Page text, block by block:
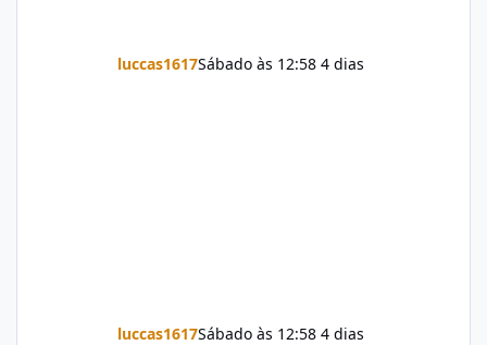
luccas1617Sábado às 12:58 4 dias
luccas1617Sábado às 12:58 4 dias